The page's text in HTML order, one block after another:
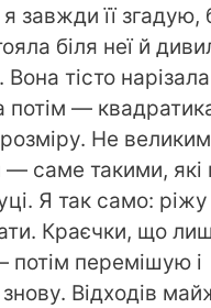
завжди її згадую,
біля неї й
тісто нарізала
—
Не
саме такими, які
Я так само:
Краєчки, що
потім перемішую і
Відходів